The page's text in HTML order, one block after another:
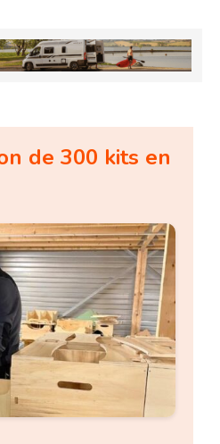
de 300 kits en